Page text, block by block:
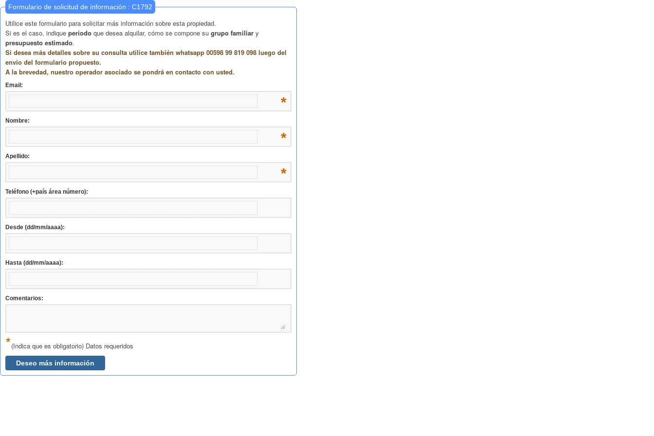
Formulario de solicitud de información : C1792
Utilice este formulario para solicitar más información sobre esta propiedad.
Si es el caso, indique periodo que desea alquilar, cómo se compone su grupo familiar y
presupuesto estimado.
Si desea más detalles sobre su consulta utilice también whatsapp 00598 99 819 098 luego del
envío del formulario propuesto.
A la brevedad, nuestro operador asociado se pondrá en contacto con usted.
Email:
*
Nombre:
*
Apellido:
*
Teléfono (+país área número):
Desde (dd/mm/aaaa):
Hasta (dd/mm/aaaa):
Comentarios:
*(Indica que es obligatorio) Datos requeridos